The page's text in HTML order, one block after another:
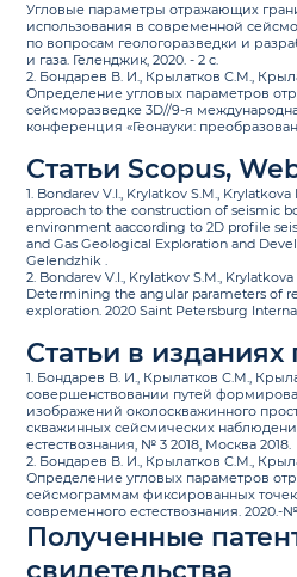
Угловые параметры отражающих
использования в современной
по вопросам геологоразведки и
и газа. Геленджик, 2020. - 2 с.
2. Бондарев В. И., Крылатков С.М.,
Определение угловых параметров
сейсморазведке 3D//9-я
конференция «Геонауки:
Статьи Scopus,
1. Bondarev V.I., Krylatkov S.M.,
approach to the construction of seismic
environment aaccording to 2D profile
and Gas Geological Exploration and
Gelendzhik .
2. Bondarev V.I., Krylatkov S.M., Krylatkova
Determining the angular parameters of
exploration. 2020 Saint Petersburg
Статьи в
1. Бондарев В. И., Крылатков С.М.,
совершенствовании путей
изображений околоскважинного
скважинных сейсмических
естествознания, № 3 2018, Москва 2018.
2. Бондарев В. И., Крылатков С.М.,
Определение угловых параметров
сейсмограммам фиксированных
современного естествознания. 2020.-
Полученные